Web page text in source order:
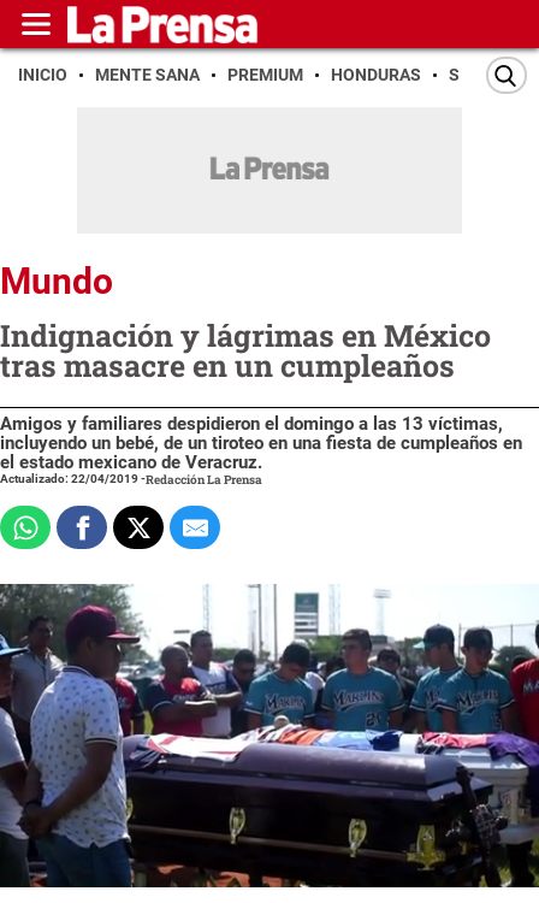
INICIO MENTE SANA PREMIUM HONDURAS SAN PEDRO
Mundo
Indignación y lágrimas en México
tras masacre en un cumpleaños
Amigos y familiares despidieron el domingo a las 13 víctimas,
incluyendo un bebé, de un tiroteo en una fiesta de cumpleaños en
el estado mexicano de Veracruz.
Actualizado: 22/04/2019-Redacción La Prensa